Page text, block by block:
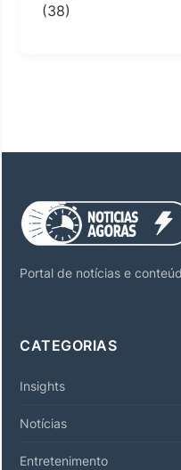
(38)
Portal de notícias e
CATEGORIAS
Insights
Notícias
Entretenimento